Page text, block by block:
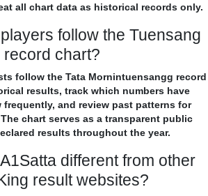
all chart data as historical records only.
follow the Tuensang
record chart?
follow the Tata Mornintuensangg record
results, track which numbers have
frequently, and review past patterns for
chart serves as a transparent public
results throughout the year.
different from other
result websites?